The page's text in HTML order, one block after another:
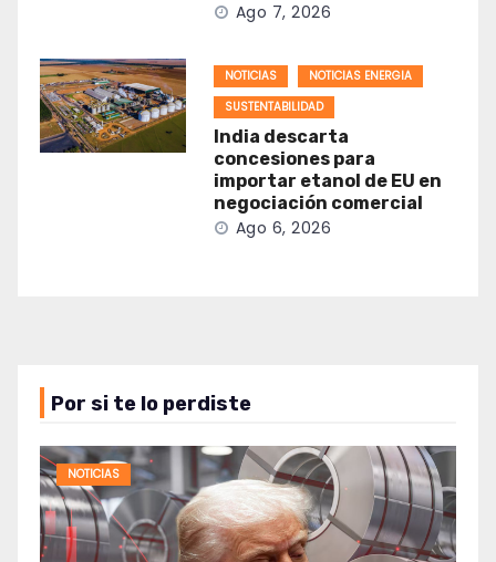
Ago 7, 2026
NOTICIAS
NOTICIAS ENERGIA
SUSTENTABILIDAD
India descarta
concesiones para
importar etanol de EU en
negociación comercial
Ago 6, 2026
Por si te lo perdiste
NOTICIAS